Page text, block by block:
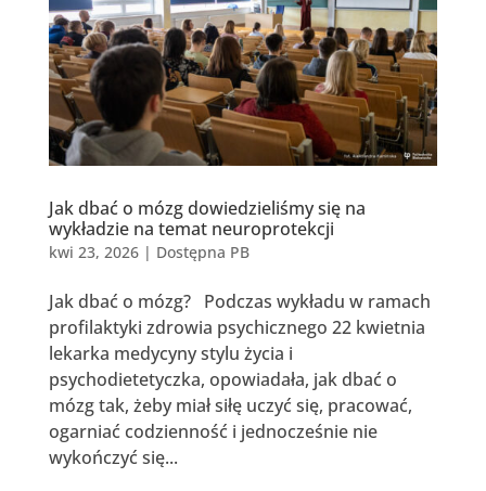
Jak dbać o mózg dowiedzieliśmy się na
wykładzie na temat neuroprotekcji
kwi 23, 2026| Dostępna PB
Jak dbać o mózg? Podczas wykładu w ramach
profilaktyki zdrowia psychicznego 22 kwietnia
lekarka medycyny stylu życia i
psychodietetyczka, opowiadała, jak dbać o
mózg tak, żeby miał siłę uczyć się, pracować,
ogarniać codzienność i jednocześnie nie
wykończyć się...